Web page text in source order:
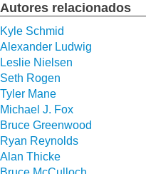
Autores relacionados
Kyle Schmid
Alexander Ludwig
Leslie Nielsen
Seth Rogen
Tyler Mane
Michael J. Fox
Bruce Greenwood
Ryan Reynolds
Alan Thicke